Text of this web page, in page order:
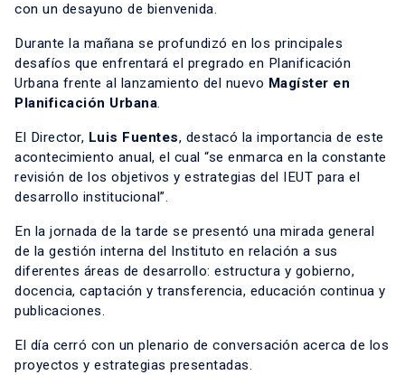
con un desayuno de bienvenida.
Durante la mañana se profundizó en los principales
desafíos que enfrentará el pregrado en Planificación
Urbana frente al lanzamiento del nuevo Magíster en
Planificación Urbana.
El Director, Luis Fuentes, destacó la importancia de este
acontecimiento anual, el cual “se enmarca en la constante
revisión de los objetivos y estrategias del IEUT para el
desarrollo institucional”.
En la jornada de la tarde se presentó una mirada general
de la gestión interna del Instituto en relación a sus
diferentes áreas de desarrollo: estructura y gobierno,
docencia, captación y transferencia, educación continua y
publicaciones.
El día cerró con un plenario de conversación acerca de los
proyectos y estrategias presentadas.